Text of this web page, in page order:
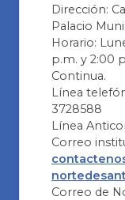
Dirección:
Palacio
Horario:
p.m. y 2:00
Continua.
Línea
3728588
Línea
Correo
Correo de